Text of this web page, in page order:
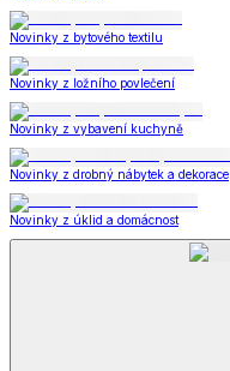
Novinky z bytového textilu
Novinky z ložního povlečení
Novinky z vybavení kuchyně
Novinky z drobný nábytek a dekorace
Novinky z úklid a domácnost